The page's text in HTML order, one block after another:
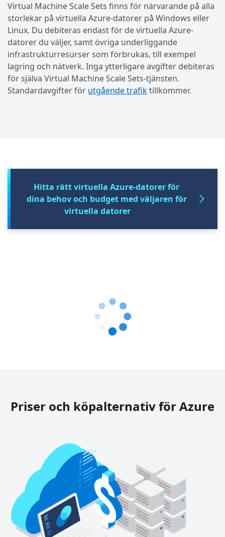
Virtual Machine Scale Sets finns för närvarande på alla
storlekar på virtuella Azure-datorer på Windows eller
Linux. Du debiteras endast för de virtuella Azure-
datorer du väljer, samt övriga underliggande
infrastrukturresurser som förbrukas, till exempel
lagring och nätverk. Inga ytterligare avgifter debiteras
för själva Virtual Machine Scale Sets-tjänsten.
Standardavgifter för utgående trafiktillkommer.
Hitta rätt virtuella Azure-datorer för
dina behov och budget med väljaren för
virtuella datorer
Priser och köpalternativ för Azure